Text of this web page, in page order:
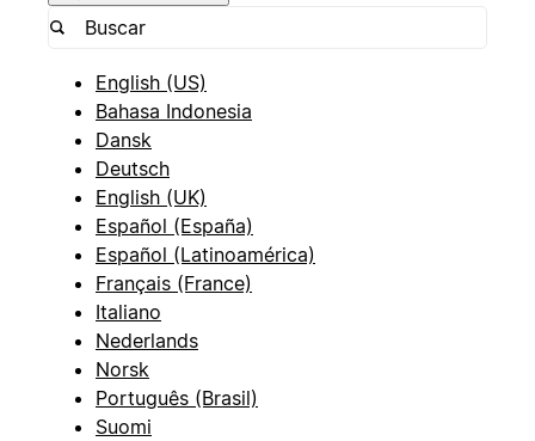
English (US)
Bahasa Indonesia
Dansk
Deutsch
English (UK)
Español (España)
Español (Latinoamérica)
Français (France)
Italiano
Nederlands
Norsk
Português (Brasil)
Suomi